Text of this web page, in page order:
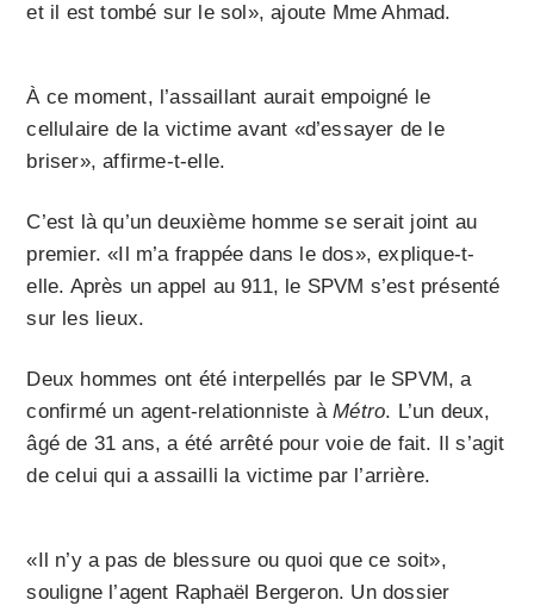
et il est tombé sur le sol», ajoute Mme Ahmad.
À ce moment, l’assaillant aurait empoigné le
cellulaire de la victime avant «d’essayer de le
briser», affirme-t-elle.
C’est là qu’un deuxième homme se serait joint au
premier. «Il m’a frappée dans le dos», explique-t-
elle. Après un appel au 911, le SPVM s’est présenté
sur les lieux.
Deux hommes ont été interpellés par le SPVM, a
confirmé un agent-relationniste àMétro. L’un deux,
âgé de 31 ans, a été arrêté pour voie de fait. Il s’agit
de celui qui a assailli la victime par l’arrière.
«Il n’y a pas de blessure ou quoi que ce soit»,
souligne l’agent Raphaël Bergeron. Un dossier